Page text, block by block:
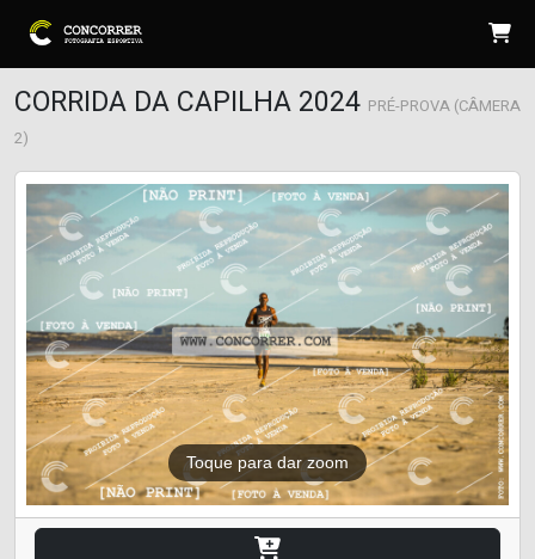
CORRIDA DA CAPILHA 2024 PRÉ-PROVA (CÂMERA
2)
Toque para dar zoom